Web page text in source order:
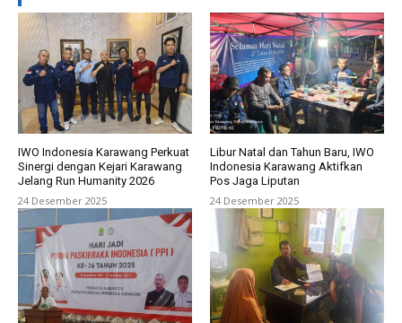
IWO Indonesia Karawang Perkuat
Sinergi dengan Kejari Karawang
Jelang Run Humanity 2026
24 Desember 2025
Libur Natal dan Tahun Baru, IWO
Indonesia Karawang Aktifkan
Pos Jaga Liputan
24 Desember 2025